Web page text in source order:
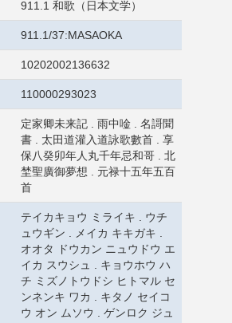
911.1 和歌（日本文学）
911.1/37:MASAOKA
10202002136632
110000293023
定家卿未来記 . 雨中唫 . 名謌聞
書 . 太田道灌入道詠歌數首 . 享
保八癸卯年人丸千年忌和哥 . 北
埜聖廣御夢想 . 元禄十五年五百
首
テイカキョウ ミライキ . ウチ
ュウギン . メイカ キキガキ .
オオタ ドウカン ニュウドウ エ
イカ スウシュ . キョウホウ ハ
チ ミズノトウドシ ヒトマル セ
ンネンキ ワカ . キタノ セイコ
ウ オン ムソウ . ゲンロク ジュ